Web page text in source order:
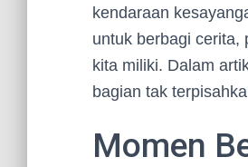
kendaraan
untuk berbagi cerita,
kita miliki. Dalam
bagian tak
Momen